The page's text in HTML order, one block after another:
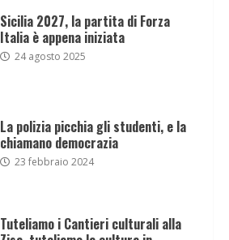
Sicilia 2027, la partita di Forza
Italia è appena iniziata
24 agosto 2025
La polizia picchia gli studenti, e la
chiamano democrazia
23 febbraio 2024
Tuteliamo i Cantieri culturali alla